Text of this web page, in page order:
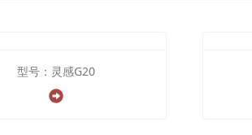
型号：灵感G20